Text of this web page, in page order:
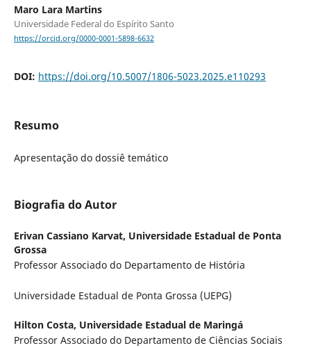
Maro Lara Martins
Universidade Federal do Espírito Santo
https://orcid.org/0000-0001-5898-6632
DOI: https://doi.org/10.5007/1806-5023.2025.e110293
Resumo
Apresentação do dossiê temático
Biografia do Autor
Erivan Cassiano Karvat, Universidade Estadual de Ponta
Grossa
Professor Associado do Departamento de História
Universidade Estadual de Ponta Grossa (UEPG)
Hilton Costa, Universidade Estadual de Maringá
Professor Associado do Departamento de Ciências Sociais